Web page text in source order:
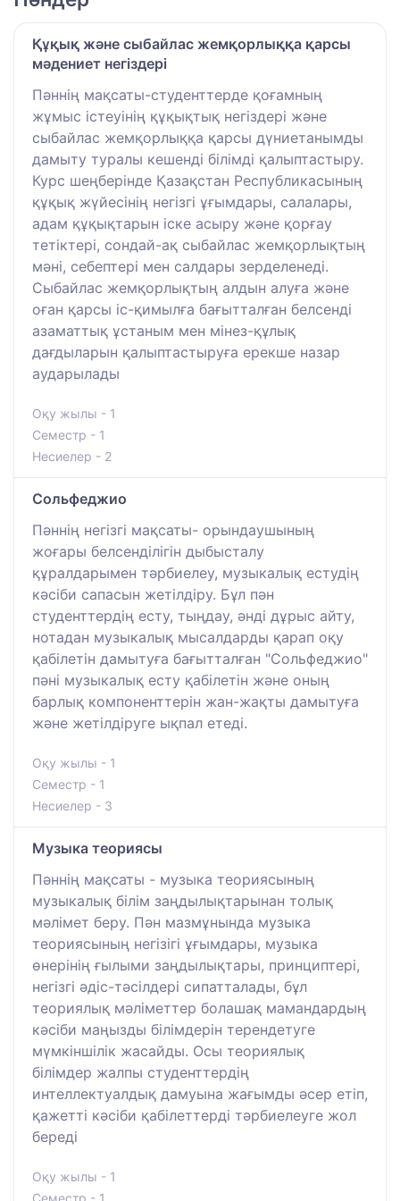
Құқық және сыбайлас жемқорлыққа қарсы
мәдениет негіздері
Пәннің мақсаты-студенттерде қоғамның
жұмыс істеуінің құқықтық негіздері және
сыбайлас жемқорлыққа қарсы дүниетанымды
дамыту туралы кешенді білімді қалыптастыру.
Курс шеңберінде Қазақстан Республикасының
құқық жүйесінің негізгі ұғымдары, салалары,
адам құқықтарын іске асыру және қорғау
тетіктері, сондай-ақ сыбайлас жемқорлықтың
мәні, себептері мен салдары зерделенеді.
Сыбайлас жемқорлықтың алдын алуға және
оған қарсы іс-қимылға бағытталған белсенді
азаматтық ұстаным мен мінез-құлық
дағдыларын қалыптастыруға ерекше назар
аударылады
Оқу жылы - 1
Семестр - 1
Несиелер - 2
Сольфеджио
Пәннің негізгі мақсаты- орындаушының
жоғары белсенділігін дыбысталу
құралдарымен тәрбиелеу, музыкалық естудің
кәсіби сапасын жетілдіру. Бұл пән
студенттердің есту, тыңдау, әнді дұрыс айту,
нотадан музыкалық мысалдарды қарап оқу
қабілетін дамытуға бағытталған "Сольфеджио"
пәні музыкалық есту қабілетін және оның
барлық компоненттерін жан-жақты дамытуға
және жетілдіруге ықпал етеді.
Оқу жылы - 1
Семестр - 1
Несиелер - 3
Музыка теориясы
Пәннің мақсаты - музыка теориясының
музыкалық білім заңдылықтарынан толық
мәлімет беру. Пән мазмұнында музыка
теориясының негізігі ұғымдары, музыка
өнерінің ғылыми заңдылықтары, принциптері,
негізгі әдіс-тәсілдері сипатталады, бұл
теориялық мәліметтер болашақ мамандардың
кәсіби маңызды білімдерін терендетуге
мүмкіншілік жасайды. Осы теориялық
білімдер жалпы студенттердің
интеллектуалдық дамуына жағымды әсер етіп,
қажетті кәсіби қабілеттерді тәрбиелеуге жол
береді
Оқу жылы - 1
Семестр - 1